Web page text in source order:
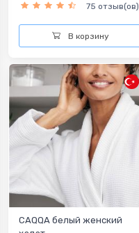
75 отзыв(ов)
В корзину
CAQQA белый женский